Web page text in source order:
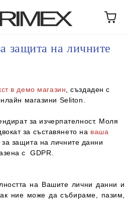
защита на личните
в демо магазин , създаден с
магазини Seliton
за изчерпателност. Моля
за съставянето на ваша
за защита на личните данни
с GDPR.
на Вашите лични данни и
ние може да събираме, пазим,